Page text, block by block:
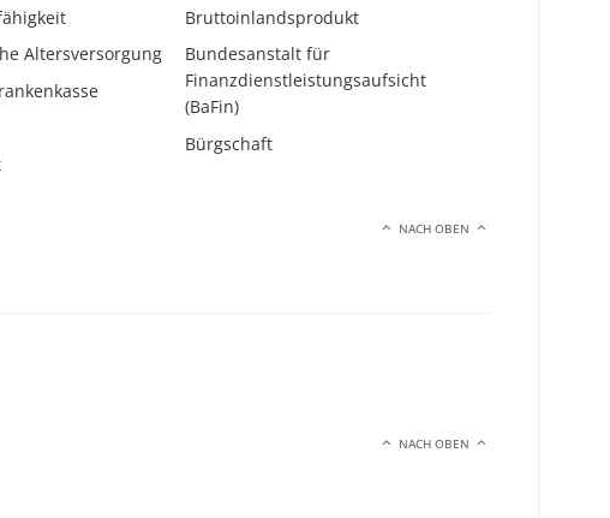
Altersversorgung
Bruttoinlandsprodukt
Bundesanstalt für
Finanzdienstleistungsaufsicht
(BaFin)
Bürgschaft
NACH OBEN
NACH OBEN